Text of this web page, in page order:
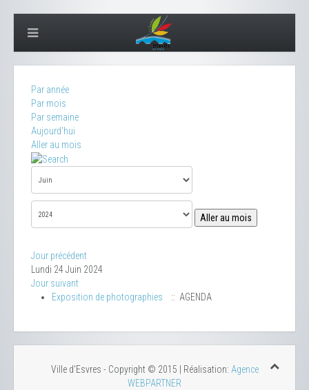
Par année
Par mois
Par semaine
Aujourd'hui
Aller au mois
Aller au mois
Jour précédent
Lundi 24 Juin 2024
Jour suivant
Exposition de photographies
:: AGENDA
Ville d'Esvres - Copyright © 2015 | Réalisation: Agence
WEBPARTNER